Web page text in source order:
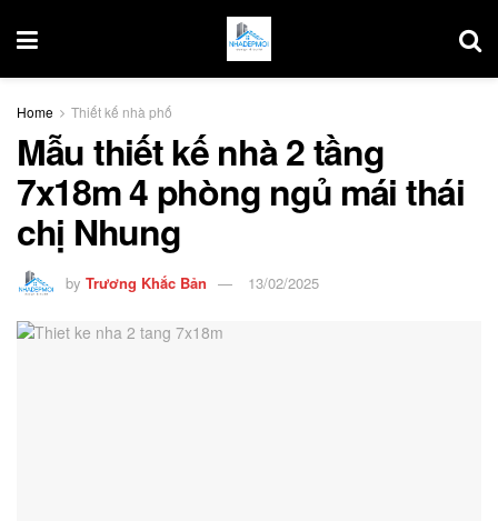
Home Thiết kế nhà phố
Mẫu thiết kế nhà 2 tầng
7x18m 4 phòng ngủ mái thái
chị Nhung
by Trương Khắc Bản 13/02/2025